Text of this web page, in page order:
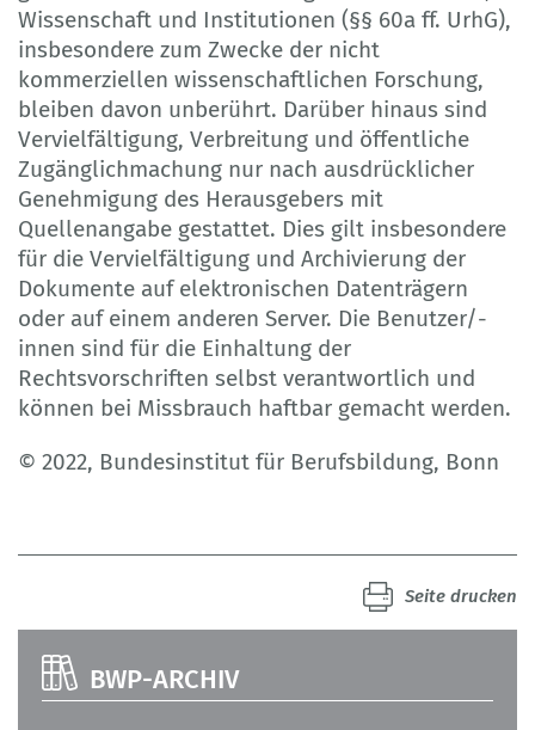
Wissenschaft und Institutionen (§§ 60a ff. UrhG),
insbesondere zum Zwecke der nicht
kommerziellen wissenschaftlichen Forschung,
bleiben davon unberührt. Darüber hinaus sind
Vervielfältigung, Verbreitung und öffentliche
Zugänglichmachung nur nach ausdrücklicher
Genehmigung des Herausgebers mit
Quellenangabe gestattet. Dies gilt insbesondere
für die Vervielfältigung und Archivierung der
Dokumente auf elektronischen Datenträgern
oder auf einem anderen Server. Die Benutzer/-
innen sind für die Einhaltung der
Rechtsvorschriften selbst verantwortlich und
können bei Missbrauch haftbar gemacht werden.
© 2022, Bundesinstitut für Berufsbildung, Bonn
Seite drucken
BWP-ARCHIV